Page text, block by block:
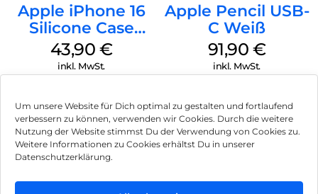
Um unsere Website für Dich optimal zu gestalten und fortlaufend
verbessern zu können, verwenden wir Cookies. Durch die weitere
Nutzung der Website stimmst Du der Verwendung von Cookies zu.
Weitere Informationen zu Cookies erhältst Du in unserer
Datenschutzerklärung.
Apple iPhone 16
Silicone Case
MagSafe Plum
43,90 €
inkl. MwSt.
Apple Pencil USB-
C Weiß
91,90 €
inkl. MwSt.
Impressum